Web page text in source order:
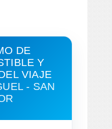
DE
Y
VIAJE
- SAN